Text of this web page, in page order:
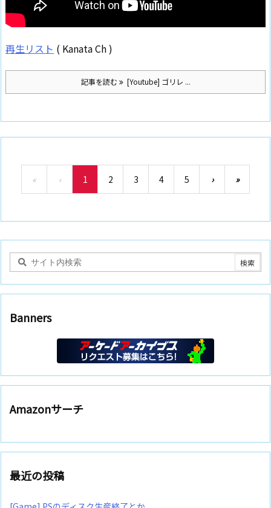
再生リスト ( Kanata Ch )
記事を読む [Youtube] ゴリレ ...
« ‹ 1 2 3 4 5 › »
Banners
Amazonサーチ
最近の投稿